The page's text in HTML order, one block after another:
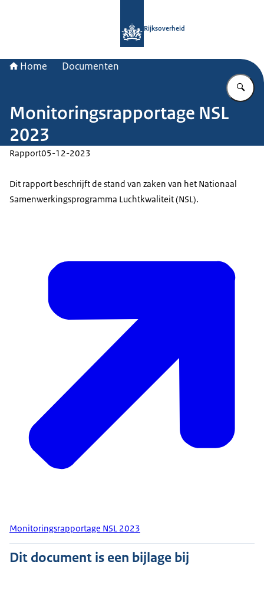
Rijksoverheid
Home Documenten
Monitoringsrapportage NSL
2023
Rapport05-12-2023
Dit rapport beschrijft de stand van zaken van het Nationaal
Samenwerkingsprogramma Luchtkwaliteit (NSL).
Monitoringsrapportage NSL 2023
Dit document is een bijlage bij